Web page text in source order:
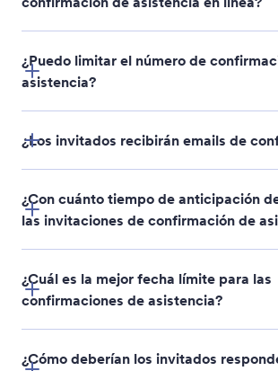
¿Puedo limitar el número de
asistencia?
¿Los invitados recibirán emails de
¿Con cuánto tiempo de anticipación
las invitaciones de confirmación de
¿Cuál es la mejor fecha límite para las
confirmaciones de asistencia?
¿Cómo deberían los invitados